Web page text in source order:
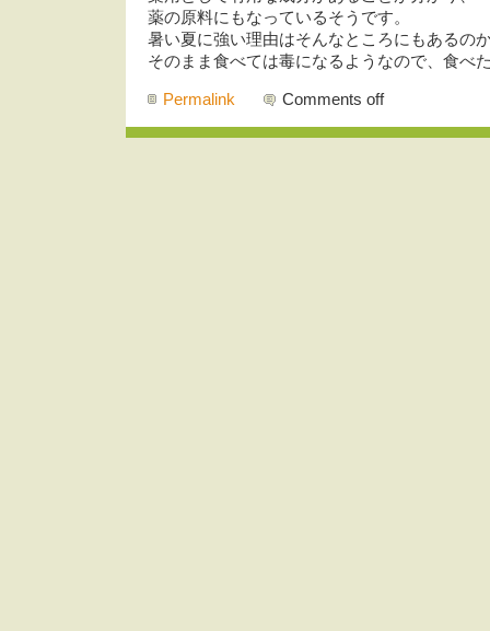
薬の原料にもなっているそうです。
暑い夏に強い理由はそんなところにもあるの
そのまま食べては毒になるようなので、食べ
Permalink Comments off